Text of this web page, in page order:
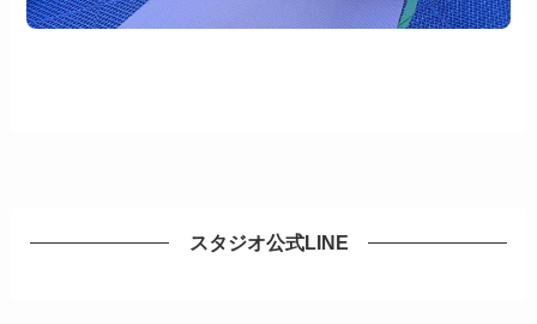
スタジオ公式LINE